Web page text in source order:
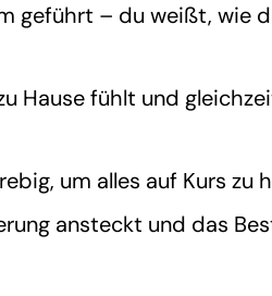
geführt – du weißt, wie
Hause fühlt und
um alles auf Kurs zu
ansteckt und das